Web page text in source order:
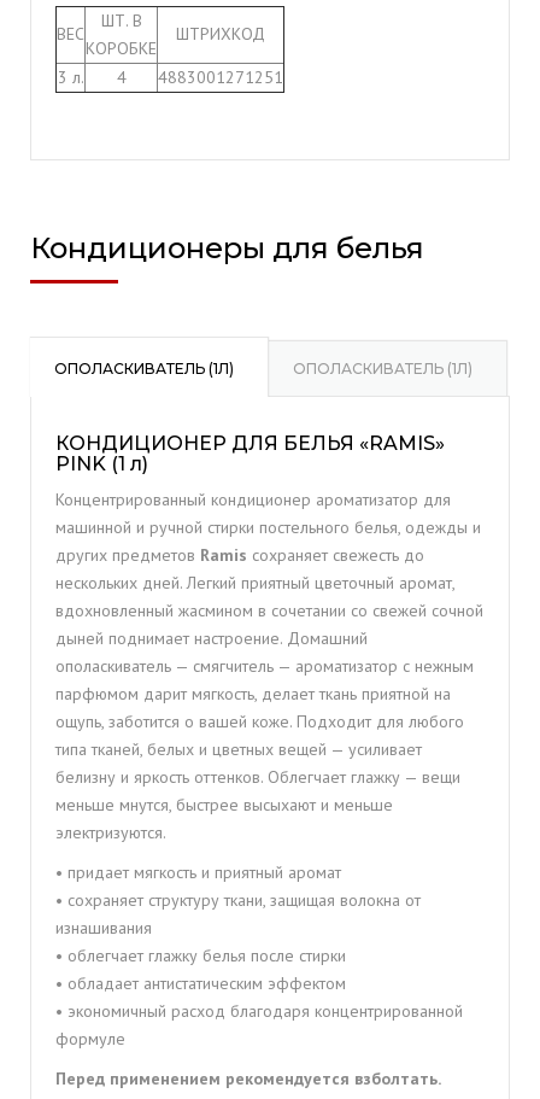
ВЕС
ШТ. В
КОРОБКЕ
ШТРИХКОД
3 л.
4 4883001271251
Кондиционеры для белья
ОПОЛАСКИВАТЕЛЬ (1Л) ОПОЛАСКИВАТЕЛЬ (1Л)
КОНДИЦИОНЕР ДЛЯ БЕЛЬЯ «RAMIS»
PINK (1 л)
Концентрированный кондиционер ароматизатор для
машинной и ручной стирки постельного белья, одежды и
других предметов Ramis сохраняет свежесть до
нескольких дней. Легкий приятный цветочный аромат,
вдохновленный жасмином в сочетании со свежей сочной
дыней поднимает настроение. Домашний
ополаскиватель — смягчитель — ароматизатор с нежным
парфюмом дарит мягкость, делает ткань приятной на
ощупь, заботится о вашей коже. Подходит для любого
типа тканей, белых и цветных вещей — усиливает
белизну и яркость оттенков. Облегчает глажку — вещи
меньше мнутся, быстрее высыхают и меньше
электризуются.
• придает мягкость и приятный аромат
• сохраняет структуру ткани, защищая волокна от
изнашивания
• облегчает глажку белья после стирки
• обладает антистатическим эффектом
• экономичный расход благодаря концентрированной
формуле
Перед применением рекомендуется взболтать.